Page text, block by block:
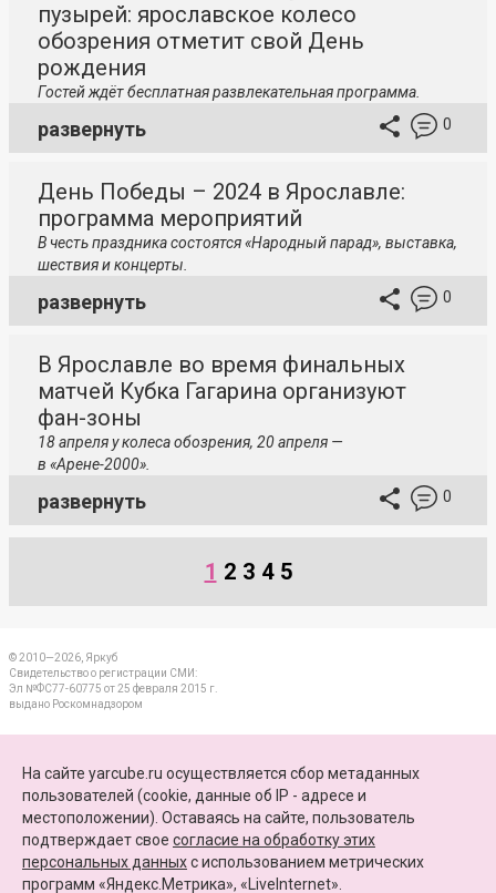
пузырей: ярославское колесо
обозрения отметит свой День
рождения
Гостей ждёт бесплатная развлекательная программа.
развернуть 0
День Победы – 2024 в Ярославле:
программа мероприятий
В честь праздника состоятся «Народный парад», выставка,
шествия и концерты.
развернуть 0
В Ярославле во время финальных
матчей Кубка Гагарина организуют
фан-зоны
18 апреля у колеса обозрения, 20 апреля —
в «Арене-2000».
развернуть 0
1 2 3 4 5
© 2010—2026, Яркуб
Свидетельство о регистрации СМИ:
Эл №ФС77-60775 от 25 февраля 2015 г.
выдано Роскомнадзором
ПАРТНЕРЫ
КАРТА САЙТА
+7 (4852) 64-15-52
На сайте yarcube.ru осуществляется сбор метаданных
пользователей (cookie, данные об IP - адресе и
местоположении). Оставаясь на сайте, пользователь
подтверждает свое согласие на обработку этих
персональных данныхc использованием метрических
программ «Яндекс.Метрика», «LiveInternet».